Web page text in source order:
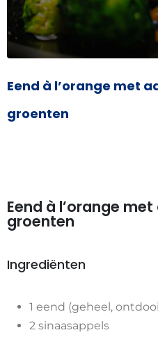
Eend à l’orange met
groenten
Eend à l’orange
groenten
Ingrediënten
1 eend (geheel,
2 sinaasappels